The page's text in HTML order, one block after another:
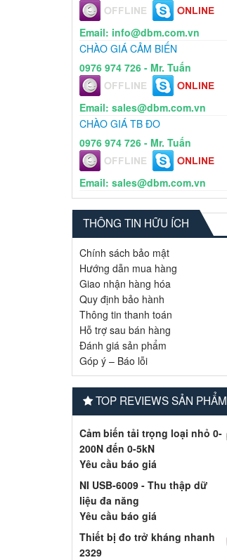
Email: info@dbm.com.vn
CHÀO GIÁ CẢM BIẾN
0976 974 726 - Mr. Tuấn
Email: sales@dbm.com.vn
CHÀO GIÁ TB ĐO
0976 974 726 - Mr. Tuấn
Email: sales@dbm.com.vn
THÔNG TIN HỮU ÍCH
Chính sách bảo mật
Hướng dẫn mua hàng
Giao nhận hàng hóa
Quy định bảo hành
Thông tin thanh toán
Hỗ trợ sau bán hàng
Đánh giá sản phẩm
Góp ý – Báo lỗi
TOP REVIEWS SẢN PHẨM
Cảm biến tải trọng loại nhỏ 0-
200N đến 0-5kN
Yêu cầu báo giá
NI USB-6009 - Thu thập dữ
liệu đa năng
Yêu cầu báo giá
Thiết bị đo trở kháng nhanh
2329